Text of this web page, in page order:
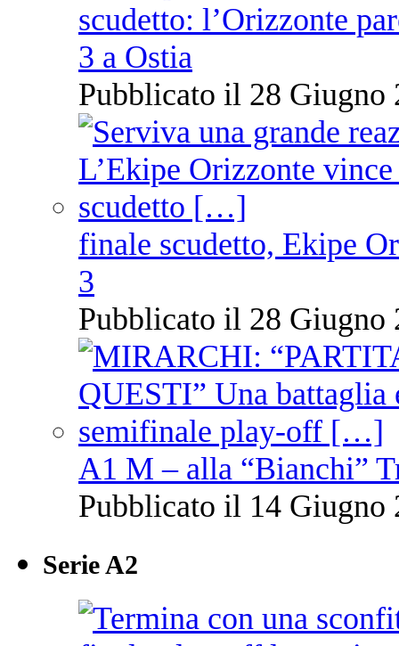
scudetto: l’Orizzonte
3 a Ostia
Pubblicato il 28 Giugno
finale scudetto, Ekipe
3
Pubblicato il 28 Giugno
A1 M – alla “Bianchi”
Pubblicato il 14 Giugno
Serie A2